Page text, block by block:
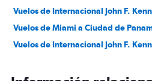
Vuelos de Internacional John F.
Vuelos de Miami a Ciudad de
Vuelos de Internacional John F.
Vuelos de Boston a Santo Domingo